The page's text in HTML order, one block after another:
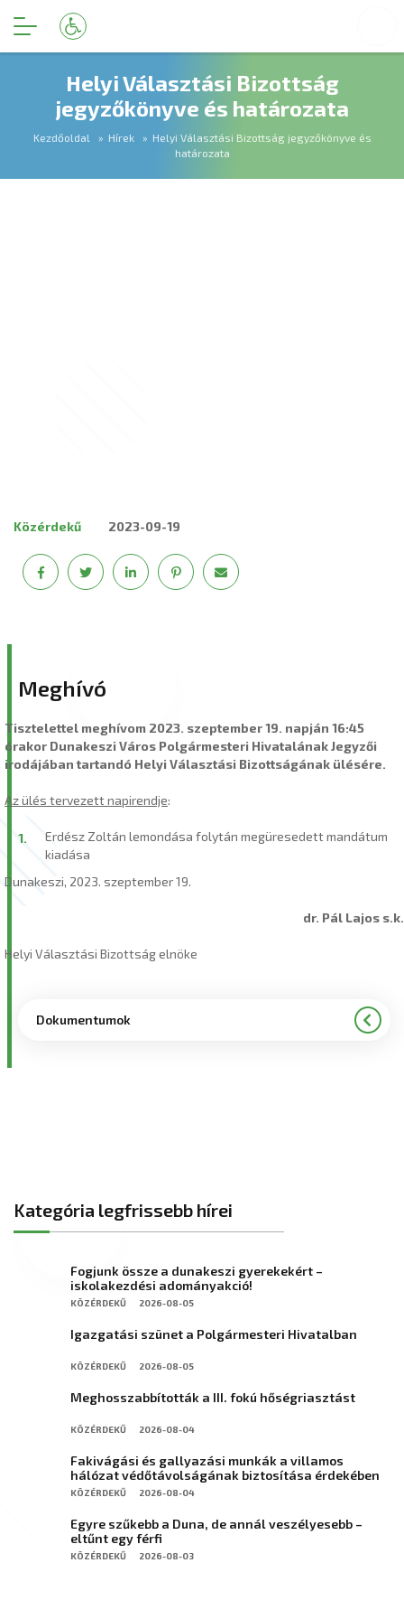
Helyi Választási Bizottság
jegyzőkönyve és határozata
Kezdőoldal Hírek
Helyi Választási Bizottság jegyzőkönyve és
határozata
Közérdekű 2023-09-19
Meghívó
Tisztelettel meghívom 2023. szeptember 19. napján 16:45
órakor Dunakeszi Város Polgármesteri Hivatalának Jegyzői
irodájában tartandó Helyi Választási Bizottságának ülésére.
Az ülés tervezett napirendje:
Erdész Zoltán lemondása folytán megüresedett mandátum
kiadása
Dunakeszi, 2023. szeptember 19.
dr. Pál Lajos s.k.
Helyi Választási Bizottság elnöke
Dokumentumok
Kategória legfrissebb hírei
Fogjunk össze a dunakeszi gyerekekért –
iskolakezdési adományakció!
KÖZÉRDEKŰ 2026-08-05
Igazgatási szünet a Polgármesteri Hivatalban
KÖZÉRDEKŰ 2026-08-05
Meghosszabbították a III. fokú hőségriasztást
KÖZÉRDEKŰ 2026-08-04
Fakivágási és gallyazási munkák a villamos
hálózat védőtávolságának biztosítása érdekében
KÖZÉRDEKŰ 2026-08-04
Egyre szűkebb a Duna, de annál veszélyesebb –
eltűnt egy férfi
KÖZÉRDEKŰ 2026-08-03